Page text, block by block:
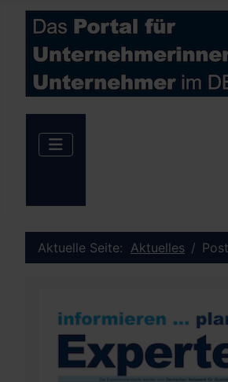
Aktuelle Seite: Aktuelles